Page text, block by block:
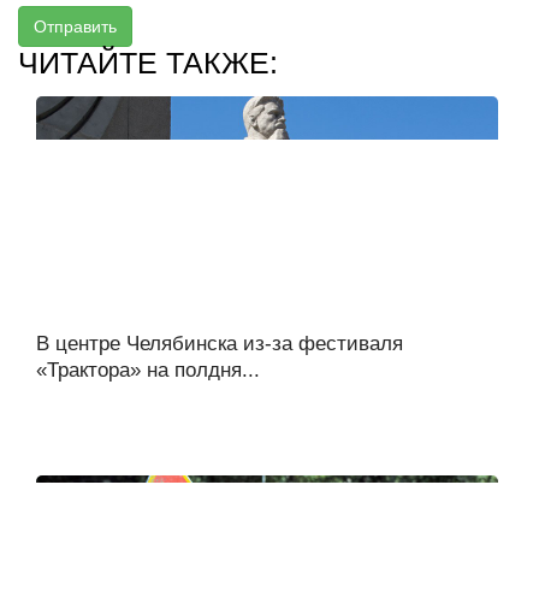
Отправить
ЧИТАЙТЕ ТАКЖЕ:
В центре Челябинска из-за фестиваля
«Трактора» на полдня...